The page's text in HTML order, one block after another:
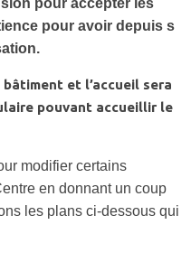
pour avoir depuis s
bâtiment et l’accueil sera
pouvant accueillir le
modifier certains
en donnant un coup
les plans ci-dessous qui